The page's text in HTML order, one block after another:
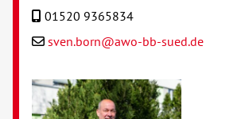
01520 9365834
sven.born@awo-bb-sued.de